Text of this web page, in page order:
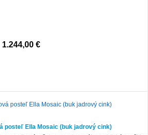
€
posteľ Ella Mosaic (buk jadrový cink)